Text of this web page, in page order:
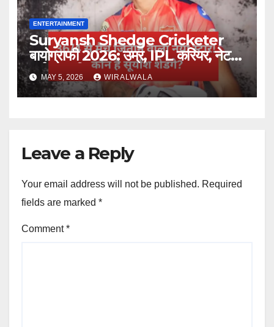
ENTERTAINMENT
Suryansh Shedge Cricketer
बायोग्राफी 2026: उम्र, IPL करियर, नेट
वर्थ और परिवार
MAY 5, 2026 WIRALWALA
Leave a Reply
Your email address will not be published. Required
fields are marked *
Comment*